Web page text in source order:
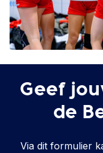
Geef
de
Via dit formulier